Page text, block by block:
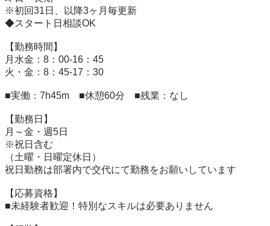
※初回31日、以降3ヶ月毎更新
◆スタート日相談OK
【勤務時間】
月水金：8：00-16：45
火・金：8：45-17：30
■実働：7h45m　■休憩60分　■残業：なし
【勤務日】
月～金・週5日
※祝日含む
（土曜・日曜定休日）
祝日勤務は部署内で交代にて勤務をお願いしています
【応募資格】
■未経験者歓迎！特別なスキルは必要ありません